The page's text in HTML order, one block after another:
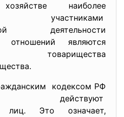
наиболее
участниками
деятельности
отношений являются
товарищества
кодексом РФ
действуют
лиц. Это означает,